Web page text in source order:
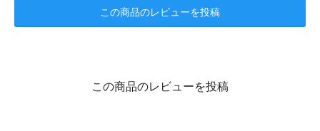
この商品のレビューを投稿
この商品のレビューを投稿